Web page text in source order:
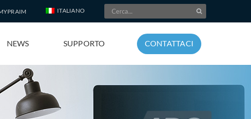
ITALIANO
Cerca
per:
NEWS SUPPORTO CONTATTACI